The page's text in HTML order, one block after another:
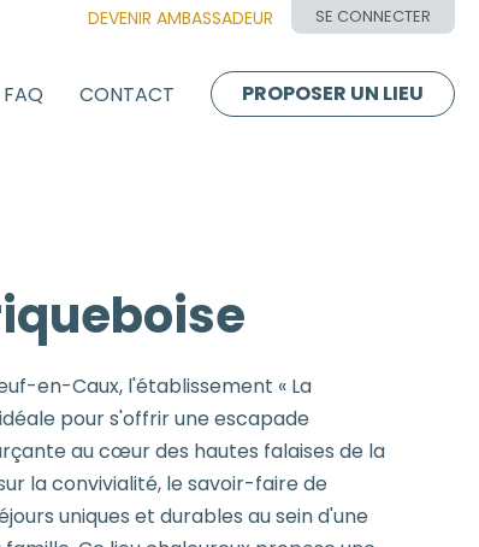
DEVENIR AMBASSADEUR SE CONNECTER
FAQ CONTACT PROPOSER UN LIEU
en-Caux, l'établissement « La
pour s'offrir une escapade
au cœur des hautes falaises de la
la convivialité, le savoir-faire de
uniques et durables au sein d'une